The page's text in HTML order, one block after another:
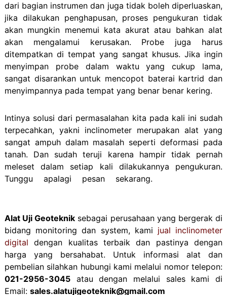
dari bagian instrumen dan juga tidak boleh diperluaskan,
jika dilakukan penghapusan, proses pengukuran tidak
akan mungkin menemui kata akurat atau bahkan alat
akan mengalamui kerusakan. Probe juga harus
ditempatkan di tempat yang sangat khusus. Jika ingin
menyimpan probe dalam waktu yang cukup lama,
sangat disarankan untuk mencopot baterai kartrid dan
menyimpannya pada tempat yang benar benar kering.
Intinya solusi dari permasalahan kita pada kali ini sudah
terpecahkan, yakni inclinometer merupakan alat yang
sangat ampuh dalam masalah seperti deformasi pada
tanah. Dan sudah teruji karena hampir tidak pernah
meleset dalam setiap kali dilakukannya pengukuran.
Tunggu apalagi pesan sekarang.
Alat Uji Geoteknik sebagai perusahaan yang bergerak di
bidang monitoring dan system, kami jual inclinometer
digital dengan kualitas terbaik dan pastinya dengan
harga yang bersahabat. Untuk informasi alat dan
pembelian silahkan hubungi kami melalui nomor telepon:
021-2956-3045atau dengan melalui sales kami di
Email: sales.alatujigeoteknik@gmail.com